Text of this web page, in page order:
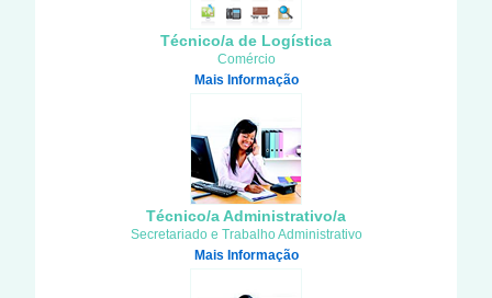
Técnico/a de Logística
Comércio
Mais Informação
Técnico/a Administrativo/a
Secretariado e Trabalho Administrativo
Mais Informação